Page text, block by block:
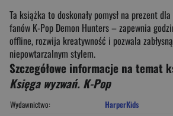
Ta książka to doskonały pomysł na prezent
fanów K-Pop Demon Hunters – zapewnia
offline, rozwija kreatywność i pozwala
niepowtarzalnym stylem.
Szczegółowe informacje na temat
Księga wyzwań. K-Pop
Wydawnictwo:
HarperKids